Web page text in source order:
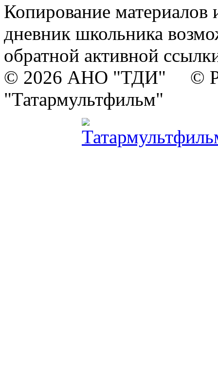
Копирование материалов
дневник школьника
обратной активной
© 2026 АНО "ТДИ" ©
"Татармультфильм"